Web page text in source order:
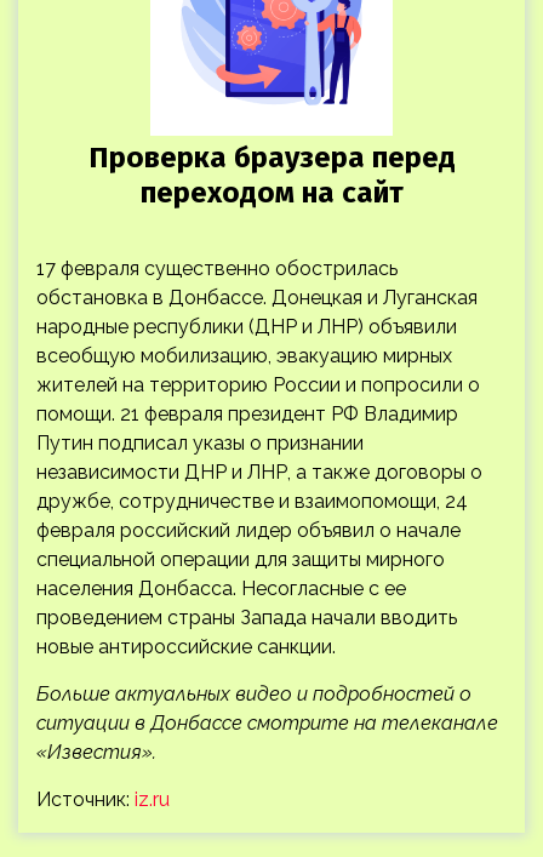
17 февраля существенно обострилась
обстановка в Донбассе. Донецкая и Луганская
народные республики (ДНР и ЛНР) объявили
всеобщую мобилизацию, эвакуацию мирных
жителей на территорию России и попросили о
помощи. 21 февраля президент РФ Владимир
Путин подписал указы о признании
независимости ДНР и ЛНР, а также договоры о
дружбе, сотрудничестве и взаимопомощи, 24
февраля российский лидер объявил о начале
специальной операции для защиты мирного
населения Донбасса. Несогласные с ее
проведением страны Запада начали вводить
новые антироссийские санкции.
Больше актуальных видео и подробностей о
ситуации в Донбассе смотрите на телеканале
«Известия».
Источник: iz.ru